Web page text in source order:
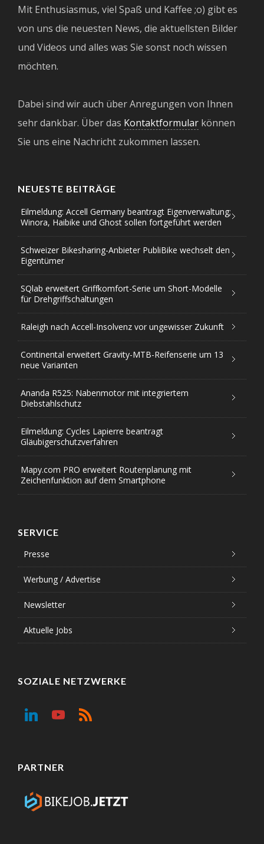
Mit Enthusiasmus, viel Spaß und Kaffee ;o) gibt es
von uns die neuesten News, die aktuellsten Bilder
und Videos und alles was Sie sonst noch wissen
möchten.
Dabei sind wir auch über Anregungen von Ihnen
sehr dankbar. Über das Kontaktformular können
Sie uns eine Nachricht zukommen lassen.
NEUESTE BEITRÄGE
Eilmeldung: Accell Germany beantragt Eigenverwaltung;
Winora, Haibike und Ghost sollen fortgeführt werden
Schweizer Bikesharing-Anbieter PubliBike wechselt den
Eigentümer
SQlab erweitert Griffkomfort-Serie um Short-Modelle
für Drehgriffschaltungen
Raleigh nach Accell-Insolvenz vor ungewisser Zukunft
Continental erweitert Gravity-MTB-Reifenserie um 13
neue Varianten
Ananda R525: Nabenmotor mit integriertem
Diebstahlschutz
Eilmeldung: Cycles Lapierre beantragt
Gläubigerschutzverfahren
Mapy.com PRO erweitert Routenplanung mit
Zeichenfunktion auf dem Smartphone
SERVICE
Presse
Werbung / Advertise
Newsletter
Aktuelle Jobs
SOZIALE NETZWERKE
PARTNER